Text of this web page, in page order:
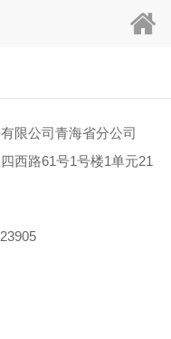
限公司青海省分公司
西路61号1号楼1单元21